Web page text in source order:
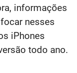
informações
nesses
iPhones
todo ano.